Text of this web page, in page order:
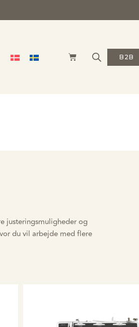
B2B
justeringsmuligheder og
du vil arbejde med flere